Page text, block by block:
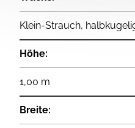
Klein-Strauch,
Höhe:
1,00 m
Breite: